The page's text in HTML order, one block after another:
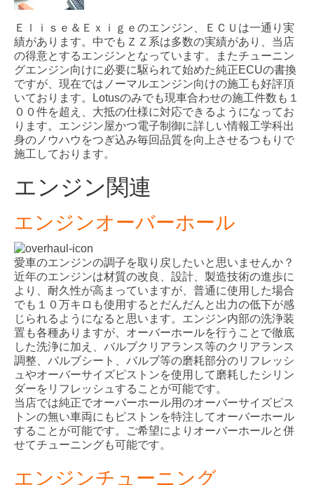
Ｅｌｉｓｅ＆Ｅｘｉｇｅのエンジン、ＥＣＵは一通り実
績があります。中でもＺＺ系は多数の実績があり、当店
の得意とするエンジンとなっています。またチューニン
グエンジン向けに必要に駆られて始めた純正ECUの書換
ですが、現在ではノーマルエンジン向けの施工も好評頂
いております。Lotusのみでも現車合わせの施工件数も１
００件を超え、大抵の仕様に対応できるようになってお
ります。エンジン屋かつ電子制御に詳しい情報工学科出
身のノウハウをつぎ込み毎回品質を向上させるつもりで
施工しております。
エンジン関連
エンジンオーバーホール
愛車のエンジンの調子を取り戻したいと思いませんか？
近年のエンジンは材質の改良、設計、製造技術の進歩に
より、耐久性が高まっていますが、普通に使用した場合
でも１０万キロも使用するとだんだんと出力の低下が感
じられるようになると思います。エンジン内部の洗浄装
置も各種ありますが、オーバーホールを行うことで徹底
した洗浄に加え、バルブクリアランス等のクリアランス
調整、バルブシート、バルブ等の磨耗部分のリフレッシ
ュやオーバーサイズピストンを使用して磨耗したシリン
ダーをリフレッシュすることが可能です。
当店では純正でオーバーホール用のオーバーサイズピス
トンの無い車両にもピストンを特注してオーバーホール
することが可能です。ご希望によりオーバーホールと併
せてチューニングも可能です。
エンジンチューニング